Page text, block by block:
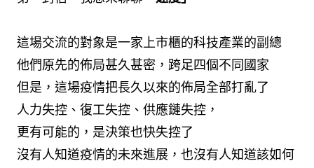
這場交流的對象是一家上市櫃的科技產業的副總
他們原先的佈局甚久甚密，跨足四個不同國家
但是，這場疫情把長久以來的佈局全部打亂了
人力失控、復工失控、供應鏈失控，
更有可能的，是決策也快失控了
沒有人知道疫情的未來進展，也沒有人知道該如何